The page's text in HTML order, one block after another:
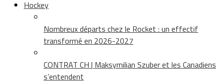
Hockey
Nombreux départs chez le Rocket : un effectif
transformé en 2026-2027
CONTRAT CH | Maksymilian Szuber et les Canadiens
s’entendent